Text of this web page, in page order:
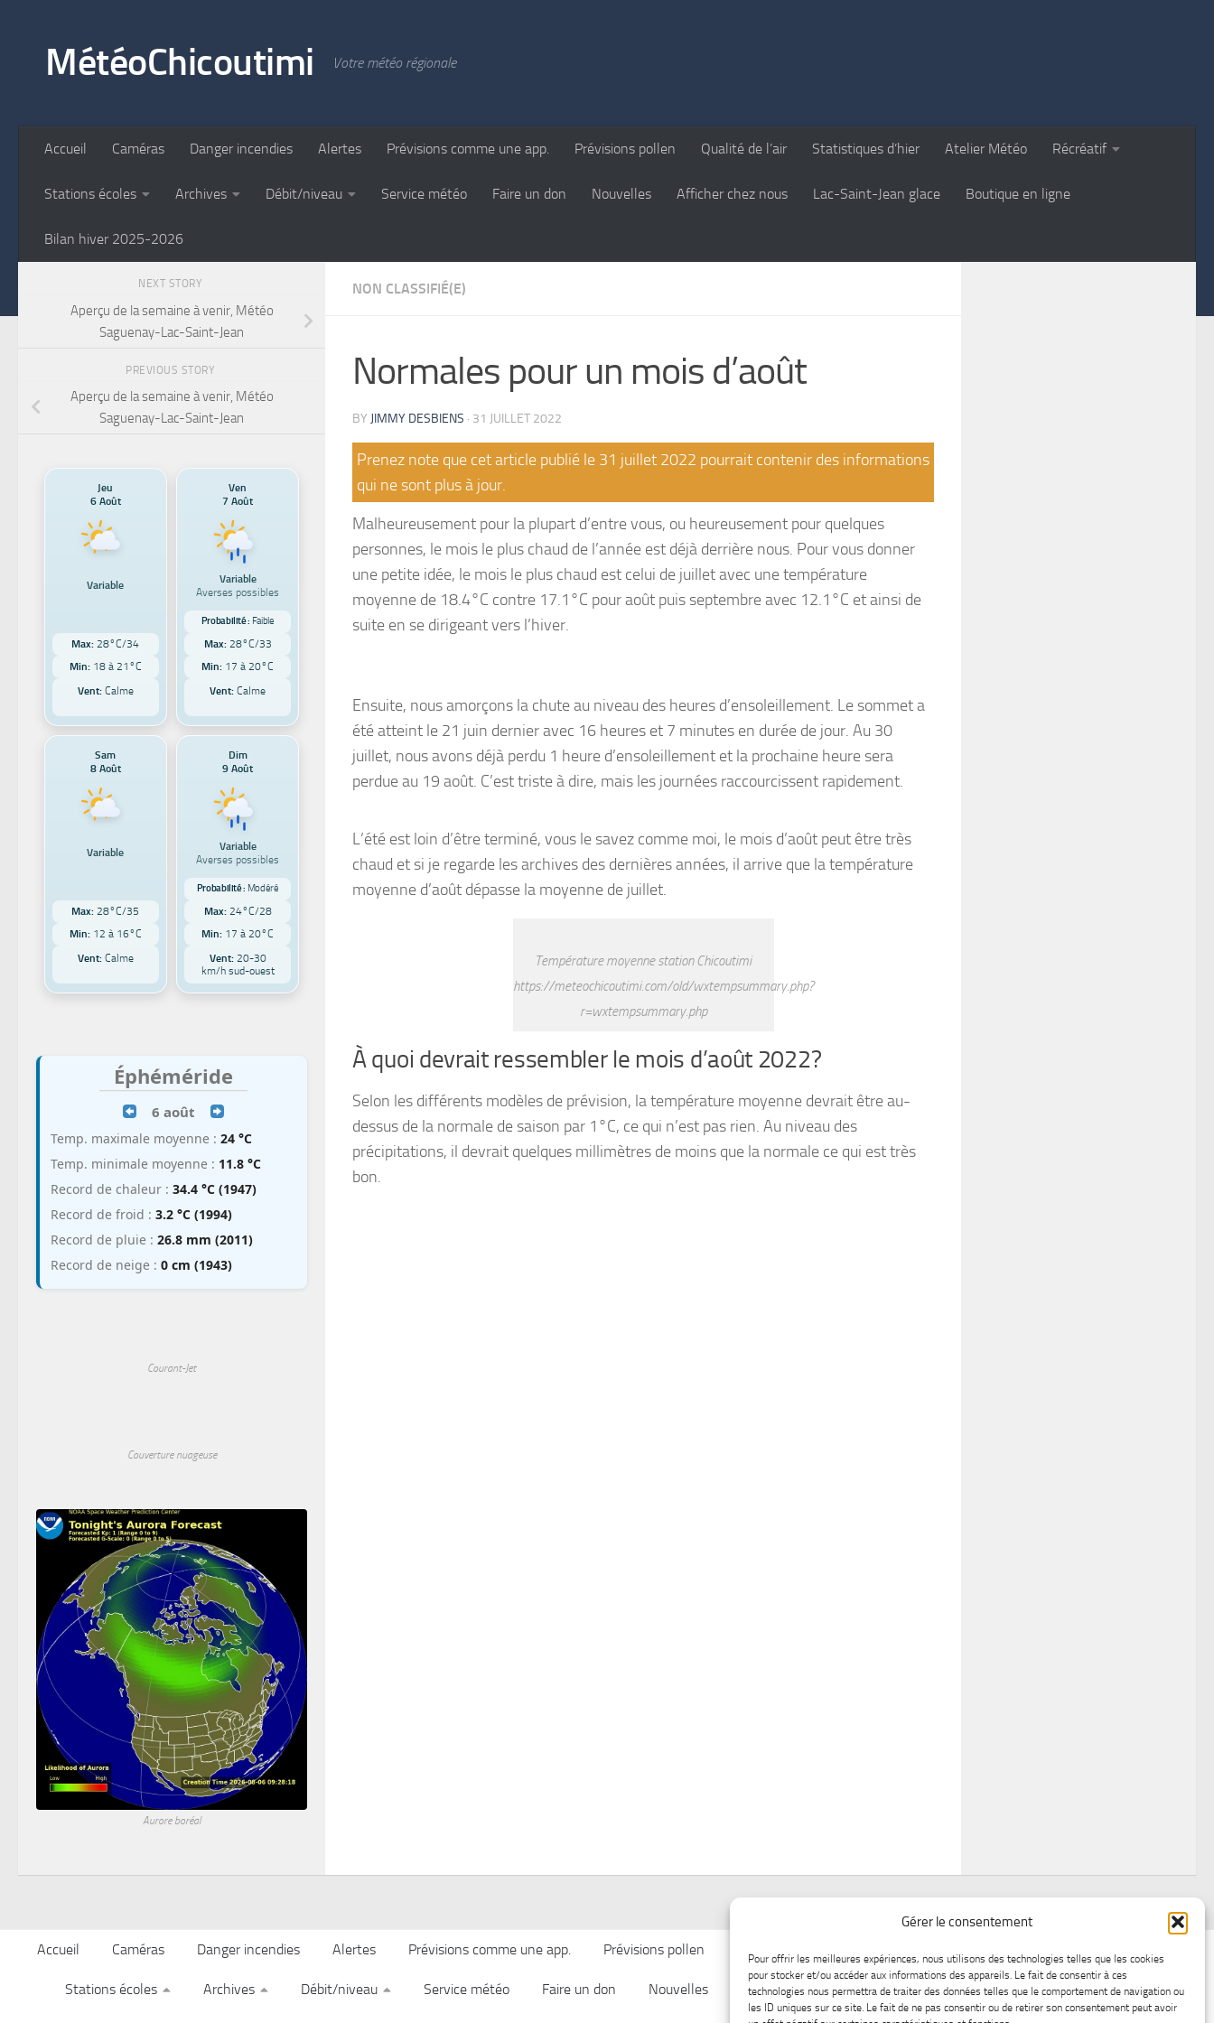
Gérer le consentement
Pour offrir les meilleures expériences, nous utilisons des technologies telles que les cookies
pour stocker et/ou accéder aux informations des appareils. Le fait de consentir à ces
technologies nous permettra de traiter des données telles que le comportement de navigation ou
les ID uniques sur ce site. Le fait de ne pas consentir ou de retirer son consentement peut avoir
MétéoChicoutimi Votre météo régionale
Accueil Caméras Danger incendies Alertes Prévisions comme une app. Prévisions pollen Qualité de l’air Statistiques d’hier Atelier Météo Récréatif
Stations écoles Archives Débit/niveau Service météo Faire un don Nouvelles Afficher chez nous Lac-Saint-Jean glace Boutique en ligne
Bilan hiver 2025-2026
NON CLASSIFIÉ(E)
Normales pour un mois d’août
BY JIMMY DESBIENS · 31 JUILLET 2022
Prenez note que cet article publié le 31 juillet 2022 pourrait contenir des informations
qui ne sont plus à jour.
Malheureusement pour la plupart d’entre vous, ou heureusement pour quelques
personnes, le mois le plus chaud de l’année est déjà derrière nous. Pour vous donner
une petite idée, le mois le plus chaud est celui de juillet avec une température
moyenne de 18.4°C contre 17.1°C pour août puis septembre avec 12.1°C et ainsi de
suite en se dirigeant vers l’hiver.
Ensuite, nous amorçons la chute au niveau des heures d’ensoleillement. Le sommet a
été atteint le 21 juin dernier avec 16 heures et 7 minutes en durée de jour. Au 30
juillet, nous avons déjà perdu 1 heure d’ensoleillement et la prochaine heure sera
perdue au 19 août. C’est triste à dire, mais les journées raccourcissent rapidement.
L’été est loin d’être terminé, vous le savez comme moi, le mois d’août peut être très
chaud et si je regarde les archives des dernières années, il arrive que la température
moyenne d’août dépasse la moyenne de juillet.
Température moyenne station Chicoutimi
https://meteochicoutimi.com/old/wxtempsummary.php?
r=wxtempsummary.php
À quoi devrait ressembler le mois d’août 2022?
Selon les différents modèles de prévision, la température moyenne devrait être au-
dessus de la normale de saison par 1°C, ce qui n’est pas rien. Au niveau des
précipitations, il devrait quelques millimètres de moins que la normale ce qui est très
bon.
NEXT STORY
Aperçu de la semaine à venir, Météo
Saguenay-Lac-Saint-Jean
PREVIOUS STORY
Aperçu de la semaine à venir, Météo
Saguenay-Lac-Saint-Jean
Jeu
6 Août
Variable
Max: 28°C/34
Min: 18 à 21°C
Vent:Calme
Ven
7 Août
Variable
Averses possibles
Probabilité : Faible
Max: 28°C/33
Min: 17 à 20°C
Vent: Calme
Sam
8 Août
Variable
Max: 28°C/35
Min: 12 à 16°C
Vent:Calme
Dim
9 Août
Variable
Averses possibles
Probabilité : Modéré
Max: 24°C/28
Min: 17 à 20°C
Vent:20-30
km/h sud-ouest
Éphéméride
6 août
Temp. maximale moyenne : 24 °C
Temp. minimale moyenne : 11.8 °C
Record de chaleur : 34.4 °C (1947)
Record de froid : 3.2 °C (1994)
Record de pluie : 26.8 mm (2011)
Record de neige : 0 cm (1943)
Courant-Jet
Couverture nuageuse
Aurore boréal
Accueil Caméras Danger incendies Alertes Prévisions comme une app. Prévisions pollen
Stations écoles Archives Débit/niveau Service météo Faire un don Nouvelles Afficher chez nous Lac-Saint-Jean glace Boutique en ligne